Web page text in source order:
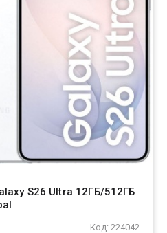
S26 Ultra 12ГБ/512ГБ
Код: 224042